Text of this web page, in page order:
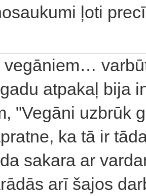
ļoti
vegāniem…
atpakaļ bija
"Vegāni uzbrūk
ka tā ir
sakara ar
arī šajos